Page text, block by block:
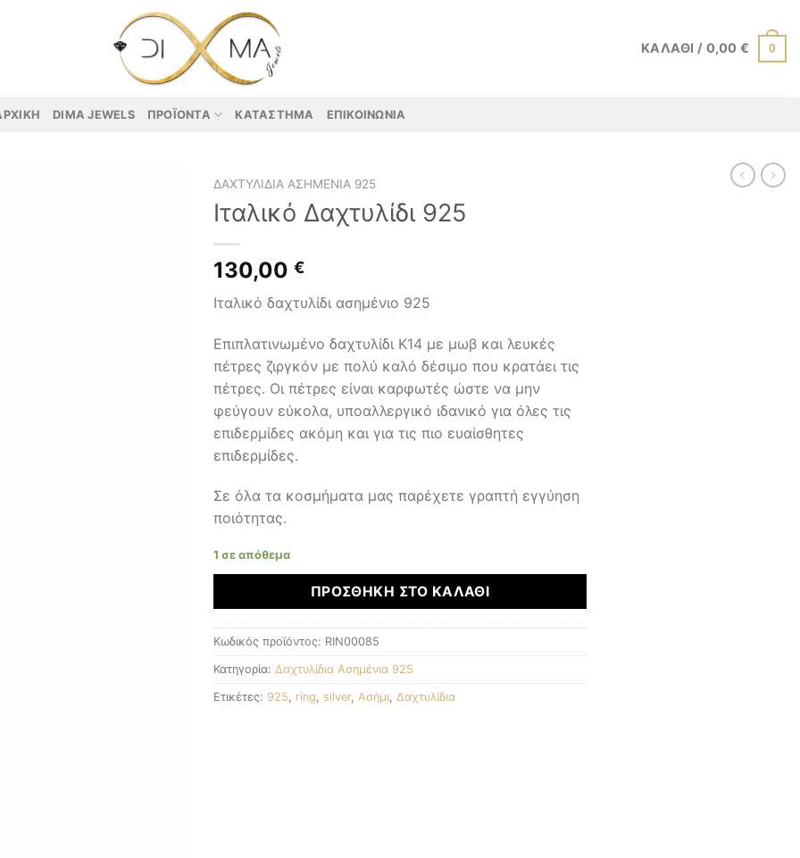
ΚΑΛΆΘΙ / 0,00€ 0
DIMA JEWELS ΠΡΟΪΌΝΤΑ ΚΑΤΆΣΤΗΜΑ ΕΠΙΚΟΙΝΩΝΊΑ
ΔΑΧΤΥΛΊΔΙΑ ΑΣΗΜΈΝΙΑ 925
Ιταλικό Δαχτυλίδι 925
130,00 €
Ιταλικό δαχτυλίδι ασημένιο 925
Επιπλατινωμένο δαχτυλίδι Κ14 με μωβ και λευκές
πέτρες ζιργκόν με πολύ καλό δέσιμο που κρατάει τις
πέτρες. Οι πέτρες είναι καρφωτές ώστε να μην
φεύγουν εύκολα, υποαλλεργικό ιδανικό για όλες τις
επιδερμίδες ακόμη και για τις πιο ευαίσθητες
επιδερμίδες.
Σε όλα τα κοσμήματα μας παρέχετε γραπτή εγγύηση
ποιότητας.
1 σε απόθεμα
ΠΡΟΣΘΉΚΗ ΣΤΟ ΚΑΛΆΘΙ
Κωδικός προϊόντος: RIN00085
Κατηγορία: Δαχτυλίδια Ασημένια 925
Ετικέτες: 925 ring silver, Ασήμι Δαχτυλίδια